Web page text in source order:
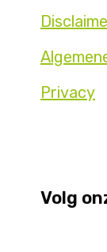
Privacy
Volg